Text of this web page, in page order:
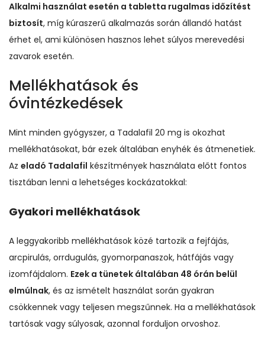
Alkalmi használat esetén a tabletta rugalmas időzítést
biztosít, míg kúraszerű alkalmazás során állandó hatást
érhet el, ami különösen hasznos lehet súlyos merevedési
zavarok esetén.
Mellékhatások és
óvintézkedések
Mint minden gyógyszer, a Tadalafil 20 mg is okozhat
mellékhatásokat, bár ezek általában enyhék és átmenetiek.
Az eladó Tadalafil készítmények használata előtt fontos
tisztában lenni a lehetséges kockázatokkal:
Gyakori mellékhatások
A leggyakoribb mellékhatások közé tartozik a fejfájás,
arcpirulás, orrdugulás, gyomorpanaszok, hátfájás vagy
izomfájdalom. Ezek a tünetek általában 48 órán belül
elmúlnak, és az ismételt használat során gyakran
csökkennek vagy teljesen megszűnnek. Ha a mellékhatások
tartósak vagy súlyosak, azonnal forduljon orvoshoz.